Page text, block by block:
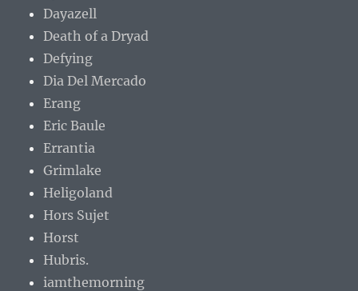
Dayazell
Death of a Dryad
Defying
Dia Del Mercado
Erang
Eric Baule
Errantia
Grimlake
Heligoland
Hors Sujet
Horst
Hubris.
iamthemorning